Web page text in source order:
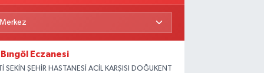
Bıngöl Eczanesi
SEKİN ŞEHİR HASTANESİ ACİL KARŞISI DOĞUKENT